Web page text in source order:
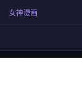
女神漫画